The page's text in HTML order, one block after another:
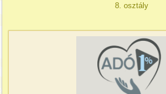
8. osztály